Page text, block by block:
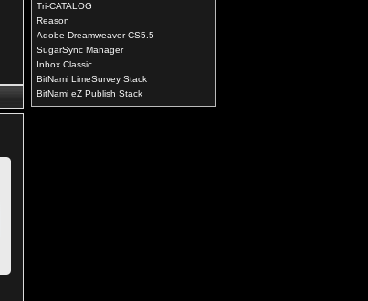
Tri-CATALOG
Reason
Adobe Dreamweaver CS5.5
SugarSync Manager
Inbox Classic
BitNami LimeSurvey Stack
BitNami eZ Publish Stack